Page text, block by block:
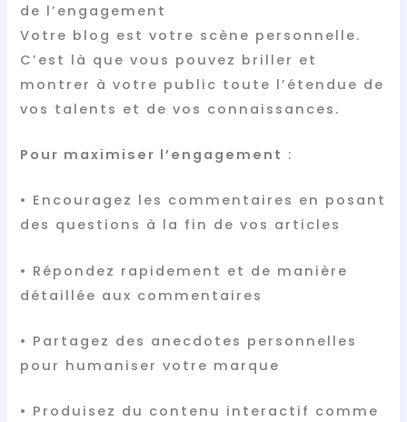
de l’engagement
Votre blog est votre scène personnelle.
C’est là que vous pouvez briller et
montrer à votre public toute l’étendue de
vos talents et de vos connaissances.
Pour maximiser l’engagement :
• Encouragez les commentaires en posant
des questions à la fin de vos articles
• Répondez rapidement et de manière
détaillée aux commentaires
• Partagez des anecdotes personnelles
pour humaniser votre marque
• Produisez du contenu interactif comme